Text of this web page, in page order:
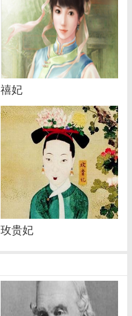
禧妃
玫贵妃